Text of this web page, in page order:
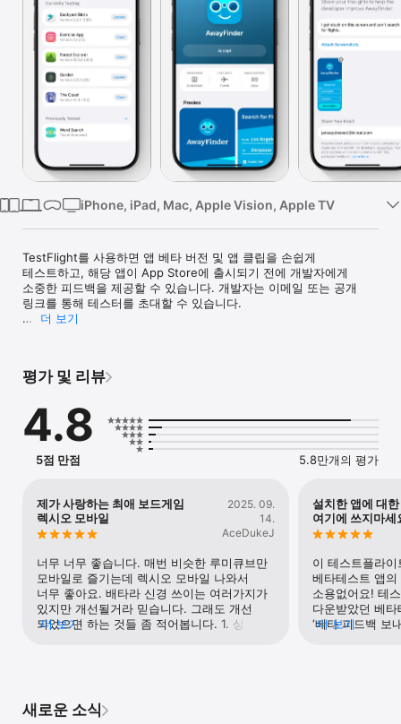
TV
iPhone, iPad, Mac, Apple Vision, Apple TV
TestFlight를 사용하면 앱 베타 버전 및 앱 클립을 손쉽게
테스트하고, 해당 앱이 App Store에 출시되기 전에 개발자에게
소중한 피드백을 제공할 수 있습니다. 개발자는 이메일 또는 공개
링크를 통해 테스터를 초대할 수 있습니다.
정보를 사용할 수 있습니다. Apple이 제품 및 서비스를 향상하기
설치, 테스트, 피드백 제출에 관한 설명 및 사용자의 데이터 처리
방법에 관한 자세한 사항은 testflight.apple.com 사이트를
참조하십시오.
더 보기
평가 및 리뷰
4.8
5점 만점 5.8만개의 평가
제가 사랑하는 최애 보드게임
렉시오 모바일
2025. 09.
14.
AceDukeJ
너무 너무 좋습니다. 매번 비슷한 루미큐브만
모바일로 즐기는데 렉시오 모바일 나와서
너무 좋아요. 배타라 신경 쓰이는 여러가지가
있지만 개선될거라 믿습니다. 그래도 개선
되었으면 하는 것들 좀 적어봅니다. 1. 싱글
같습니다. 2. 히스토리가 매우 중요한데 매번
열고 닫고 불편합니다. 차라리 우측 상단이나
더 보기
설치한 앱에 대
여기에 쓰지마세
이 테스트플라
베타테스트 앱
소용없어요! 테
다운받았던 베
‘베타 피드백 보
더 보기
새로운 소식